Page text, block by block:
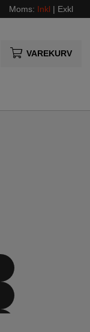
Moms: Inkl | Exkl
VAREKURV